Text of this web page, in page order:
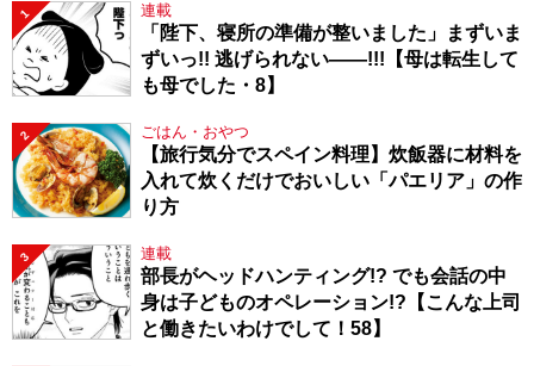
1 連載
「陛下、寝所の準備が整いました」まずいま
ずいっ!! 逃げられない――!!!【母は転生して
も母でした・8】
2 ごはん・おやつ
【旅行気分でスペイン料理】炊飯器に材料を
入れて炊くだけでおいしい「パエリア」の作
り方
3 連載
部長がヘッドハンティング!? でも会話の中
身は子どものオペレーション!?【こんな上司
と働きたいわけでして！58】